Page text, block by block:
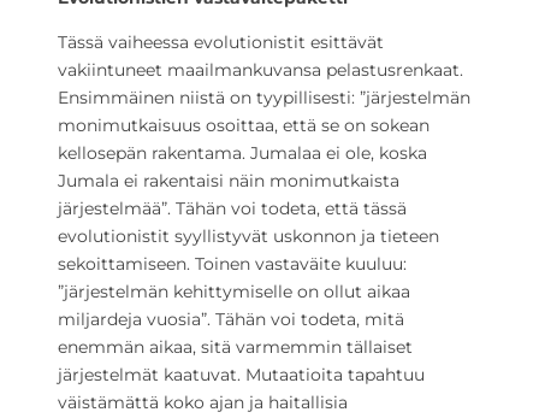
Tässä vaiheessa evolutionistit esittävät
vakiintuneet maailmankuvansa pelastusrenkaat.
Ensimmäinen niistä on tyypillisesti: ”järjestelmän
monimutkaisuus osoittaa, että se on sokean
kellosepän rakentama. Jumalaa ei ole, koska
Jumala ei rakentaisi näin monimutkaista
järjestelmää”. Tähän voi todeta, että tässä
evolutionistit syyllistyvät uskonnon ja tieteen
sekoittamiseen. Toinen vastaväite kuuluu:
”järjestelmän kehittymiselle on ollut aikaa
miljardeja vuosia”. Tähän voi todeta, mitä
enemmän aikaa, sitä varmemmin tällaiset
järjestelmät kaatuvat. Mutaatioita tapahtuu
väistämättä koko ajan ja haitallisia